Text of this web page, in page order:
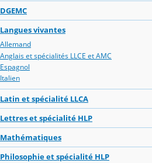
DGEMC
Langues vivantes
Allemand
Anglais et spécialités LLCE et AMC
Espagnol
Italien
Latin et spécialité LLCA
Lettres et spécialité HLP
Mathématiques
Philosophie et spécialité HLP